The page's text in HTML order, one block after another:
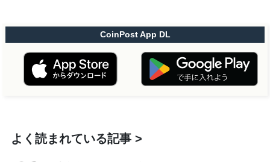
CoinPost App DL
よく読まれている記事